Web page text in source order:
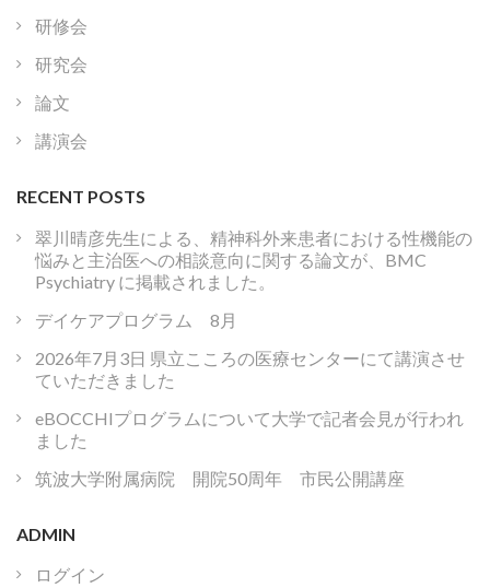
研修会
研究会
論文
講演会
RECENT POSTS
翠川晴彦先生による、精神科外来患者における性機能の
悩みと主治医への相談意向に関する論文が、BMC
Psychiatry に掲載されました。
デイケアプログラム 8月
2026年7月3日 県立こころの医療センターにて講演させ
ていただきました
eBOCCHIプログラムについて大学で記者会見が行われ
ました
筑波大学附属病院 開院50周年 市民公開講座
ADMIN
ログイン